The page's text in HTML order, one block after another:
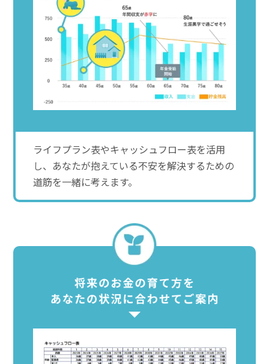
ライフプラン表やキャッシュフロー表を活用
し、あなたが抱えている不安を解決するための
道筋を一緒に考えます。